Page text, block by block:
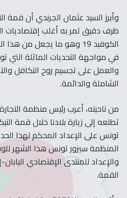
ظرف دقيق تمر به أغلب إقتصاديات
الكوفيد 19 وهو ما يجعل
في مواجهة التحديات الماثلة التي
والعمل على تجسيم روح التكافل
الشاملة والدائمة.
تونس على الإعداد المحكم لهذا
المنظمة سيزور تونس هذا الشهر
والإعداد للمنتدى الإقتصادي
القمة.